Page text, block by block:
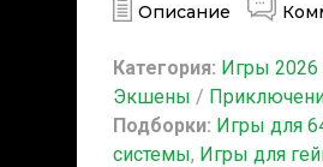
Описание
Категория: Игры 2026
Экшены /
Подборки: Игры для
системы, Игры для